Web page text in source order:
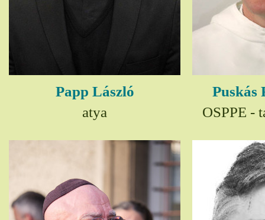
Papp László
atya
Puskás
OSPPE -